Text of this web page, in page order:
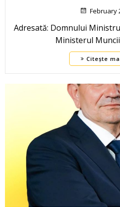
February
Adresată: Domnului
Ministerul
Citește